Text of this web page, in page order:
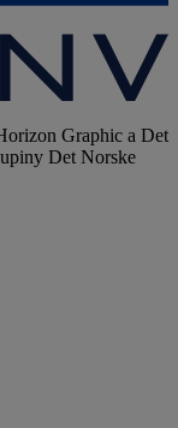
Graphic a Det
Det Norske